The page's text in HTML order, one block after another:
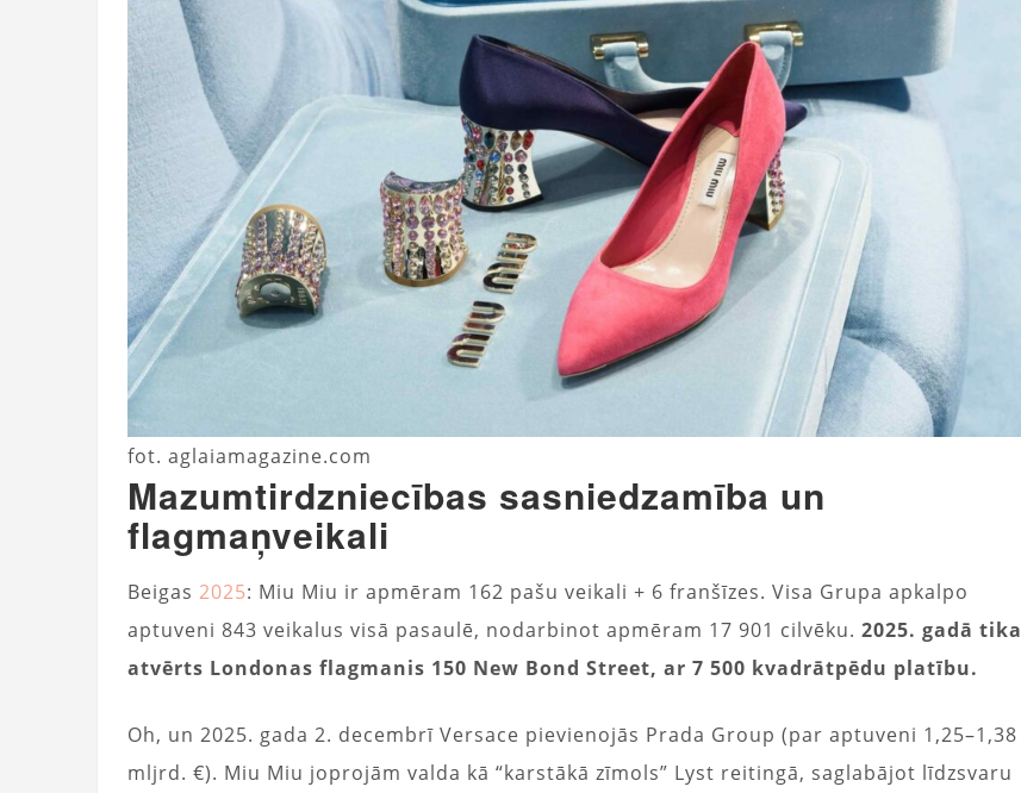
fot. aglaiamagazine.com
Mazumtirdzniecības sasniedzamība un
flagmaņveikali
Beigas 2025: Miu Miu ir apmēram 162 pašu veikali + 6 franšīzes. Visa Grupa apkalpo
aptuveni 843 veikalus visā pasaulē, nodarbinot apmēram 17 901 cilvēku. 2025. gadā tika
atvērts Londonas flagmanis 150 New Bond Street, ar 7 500 kvadrātpēdu platību.
Oh, un 2025. gada 2. decembrī Versace pievienojās Prada Group (par aptuveni 1,25–1,38
mljrd. €). Miu Miu joprojām valda kā “karstākā zīmols” Lyst reitingā, saglabājot līdzsvaru